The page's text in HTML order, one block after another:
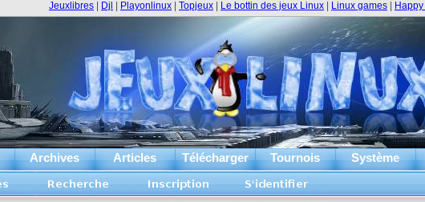
Archives Articles Télécharger Tournois Système
Jeuxlibres Djl Playonlinux Topjeux Le bottin des jeux Linux Linux games